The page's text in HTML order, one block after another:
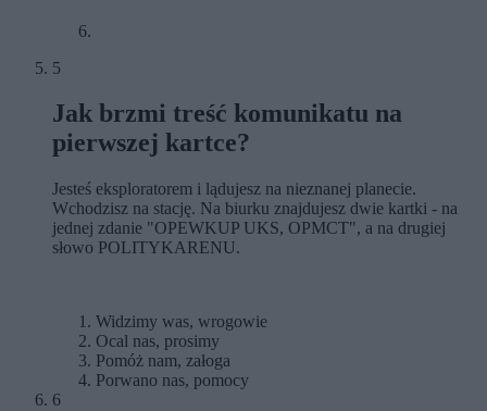
5
Jak brzmi treść komunikatu na
pierwszej kartce?
Jesteś eksploratorem i lądujesz na nieznanej planecie.
Wchodzisz na stację. Na biurku znajdujesz dwie kartki - na
jednej zdanie "OPEWKUP UKS, OPMCT", a na drugiej
słowo POLITYKARENU.
Widzimy was, wrogowie
Ocal nas, prosimy
Pomóż nam, załoga
Porwano nas, pomocy
6